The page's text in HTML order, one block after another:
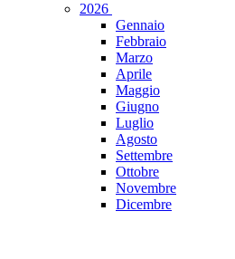
2026
Gennaio
Febbraio
Marzo
Aprile
Maggio
Giugno
Luglio
Agosto
Settembre
Ottobre
Novembre
Dicembre